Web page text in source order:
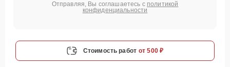
Отправляя, Вы соглашаетесь с политикой
конфиденциальности
Стоимость работ от 500 ₽